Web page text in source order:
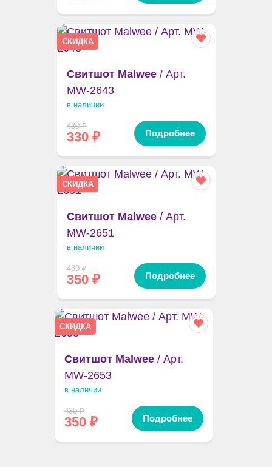
СКИДКА
Свитшот Malwee/ Арт.
MW-2643
в наличии
430₽
330₽ Подробнее
СКИДКА
Свитшот Malwee/ Арт.
MW-2651
в наличии
430₽
350₽ Подробнее
СКИДКА
Свитшот Malwee/ Арт.
MW-2653
в наличии
430₽
350₽ Подробнее